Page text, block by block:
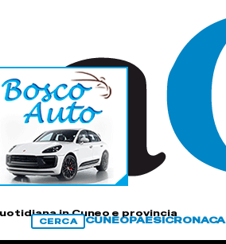
in Cuneo e provincia
CERCA CUNEOPAESICRONACA